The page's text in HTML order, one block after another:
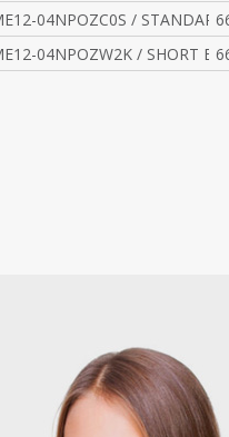
04NPOZC0S /
04NPOZW2K / SHORT